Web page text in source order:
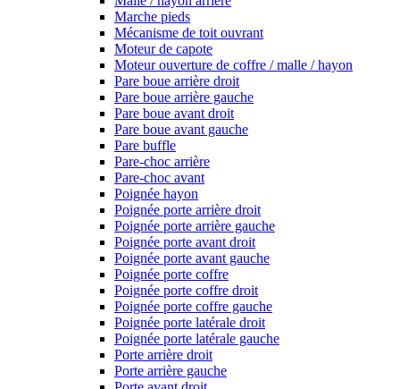
Marche pieds
Mécanisme de toit ouvrant
Moteur de capote
Moteur ouverture de coffre / malle / hayon
Pare boue arrière droit
Pare boue arrière gauche
Pare boue avant droit
Pare boue avant gauche
Pare buffle
Pare-choc arrière
Pare-choc avant
Poignée hayon
Poignée porte arrière droit
Poignée porte arrière gauche
Poignée porte avant droit
Poignée porte avant gauche
Poignée porte coffre
Poignée porte coffre droit
Poignée porte coffre gauche
Poignée porte latérale droit
Poignée porte latérale gauche
Porte arrière droit
Porte arrière gauche